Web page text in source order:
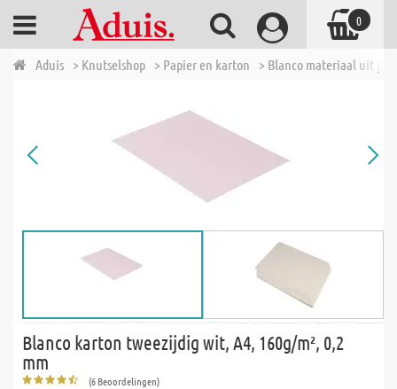
Aduis > Knutselshop > Papier en karton > Blanco materiaal uit
Blanco karton tweezijdig wit, A4, 160g/m², 0,2
mm
(6 Beoordelingen)
0